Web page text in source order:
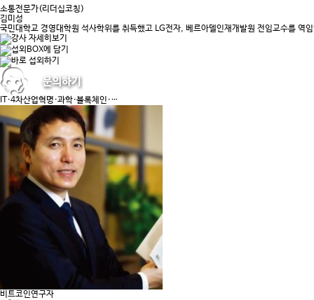
소통전문가(리더십코칭)
김미성
국민대학교 경영대학원 석사학위를 취득했고 LG전자, 베르아델인재개발원 전임교수를 역
IT·4차산업혁명·과학·블록체인·…
비트코인연구자